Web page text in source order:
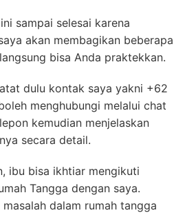
sampai selesai karena
akan membagikan beberapa
bisa Anda praktekkan.
dulu kontak saya yakni +62
menghubungi melalui chat
kemudian menjelaskan
secara detail.
ibu bisa ikhtiar mengikuti
Tangga dengan saya.
dalam rumah tangga